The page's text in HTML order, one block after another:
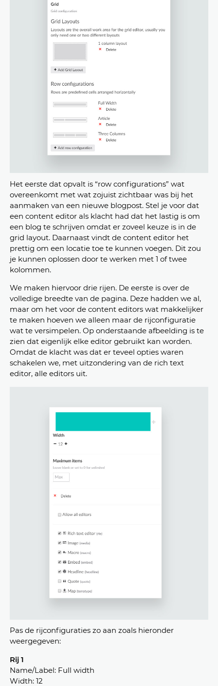
Het eerste dat opvalt is “row configurations” wat
overeenkomt met wat zojuist zichtbaar was bij het
aanmaken van een nieuwe blogpost. Stel je voor dat
een content editor als klacht had dat het lastig is om
een blog te schrijven omdat er zoveel keuze is in de
grid layout. Daarnaast vindt de content editor het
prettig om een locatie toe te kunnen voegen. Dit zou
je kunnen oplossen door te werken met 1 of twee
kolommen.
We maken hiervoor drie rijen. De eerste is over de
volledige breedte van de pagina. Deze hadden we al,
maar om het voor de content editors wat makkelijker
te maken hoeven we alleen maar de rijconfiguratie
wat te versimpelen. Op onderstaande afbeelding is te
zien dat eigenlijk elke editor gebruikt kan worden.
Omdat de klacht was dat er teveel opties waren
schakelen we, met uitzondering van de rich text
editor, alle editors uit.
Pas de rijconfiguraties zo aan zoals hieronder
weergegeven:
Rij 1
Name/Label: Full width
Width: 12